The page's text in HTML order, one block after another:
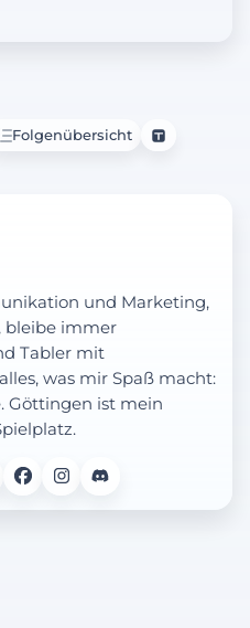
Folgenübersicht
und Marketing,
bleibe immer
Tabler mit
was mir Spaß macht:
Göttingen ist mein